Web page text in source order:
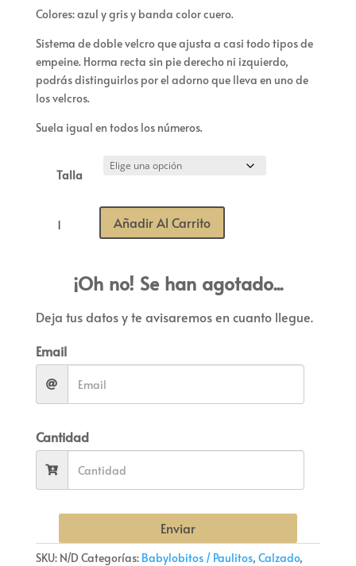
Colores: azul y gris y banda color cuero.
Sistema de doble velcro que ajusta a casi todo tipos de
empeine. Horma recta sin pie derecho ni izquierdo,
podrás distinguirlos por el adorno que lleva en uno de
los velcros.
Suela igual en todos los números.
Talla
ÉTER
Añadir Al Carrito
¡Oh no! Se han agotado...
Deja tus datos y te avisaremos en cuanto llegue.
Email
Cantidad
Enviar
SKU: N/D Categorías: Babylobitos / Paulitos, Calzado,